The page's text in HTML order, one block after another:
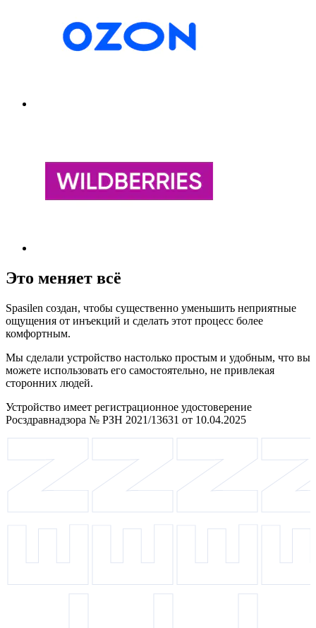
Это меняет всё
Spasilen создан, чтобы существенно уменьшить неприятные
ощущения от инъекций и сделать этот процесс более
комфортным.
Мы сделали устройство настолько простым и удобным, что вы
можете использовать его самостоятельно, не привлекая
сторонних людей.
Устройство имеет регистрационное удостоверение
Росздравнадзора № РЗН 2021/13631 от 10.04.2025